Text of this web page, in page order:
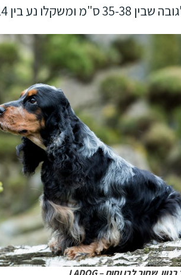
נע בין 11-14 ק"ג.